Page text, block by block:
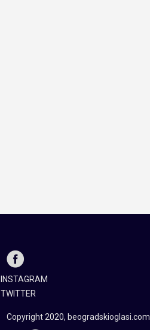
INSTAGRAM
TWITTER
Copyright 2020, beogradskioglasi.com